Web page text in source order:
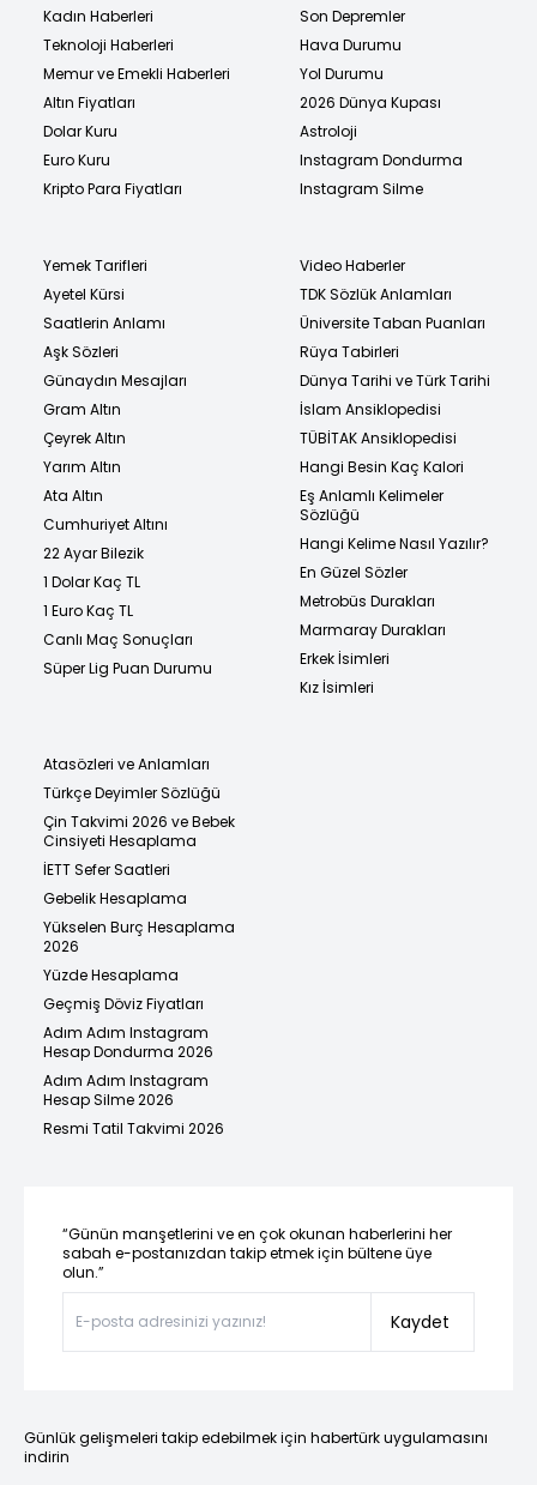
Kadın Haberleri
Teknoloji Haberleri
Memur ve Emekli Haberleri
Altın Fiyatları
Dolar Kuru
Euro Kuru
Kripto Para Fiyatları
Son Depremler
Hava Durumu
Yol Durumu
2026 Dünya Kupası
Astroloji
Instagram Dondurma
Instagram Silme
Yemek Tarifleri
Ayetel Kürsi
Saatlerin Anlamı
Aşk Sözleri
Günaydın Mesajları
Gram Altın
Çeyrek Altın
Yarım Altın
Ata Altın
Cumhuriyet Altını
22 Ayar Bilezik
1 Dolar Kaç TL
1 Euro Kaç TL
Canlı Maç Sonuçları
Süper Lig Puan Durumu
Video Haberler
TDK Sözlük Anlamları
Üniversite Taban Puanları
Rüya Tabirleri
Dünya Tarihi ve Türk Tarihi
İslam Ansiklopedisi
TÜBİTAK Ansiklopedisi
Hangi Besin Kaç Kalori
Eş Anlamlı Kelimeler
Sözlüğü
Hangi Kelime Nasıl Yazılır?
En Güzel Sözler
Metrobüs Durakları
Marmaray Durakları
Erkek İsimleri
Kız İsimleri
Atasözleri ve Anlamları
Türkçe Deyimler Sözlüğü
Çin Takvimi 2026 ve Bebek
Cinsiyeti Hesaplama
İETT Sefer Saatleri
Gebelik Hesaplama
Yükselen Burç Hesaplama
2026
Yüzde Hesaplama
Geçmiş Döviz Fiyatları
Adım Adım Instagram
Hesap Dondurma 2026
Adım Adım Instagram
Hesap Silme 2026
Resmi Tatil Takvimi 2026
“Günün manşetlerini ve en çok okunan haberlerini her
sabah e-postanızdan takip etmek için bültene üye
olun.”
Kaydet
Günlük gelişmeleri takip edebilmek için habertürk uygulamasını
indirin